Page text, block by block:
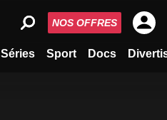
Séries Sport Docs
NOS OFFRES